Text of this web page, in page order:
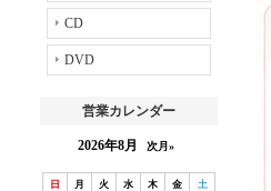
CD
DVD
営業カレンダー
2026年8月 次月»
日 月 火 水 木 金 土